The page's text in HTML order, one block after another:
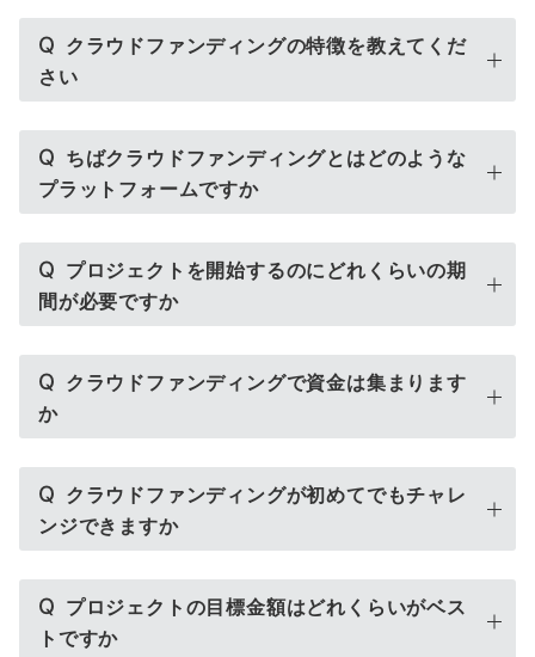
Q クラウドファンディングの特徴を教えてくだ
さい
Q ちばクラウドファンディングとはどのような
プラットフォームですか
Q プロジェクトを開始するのにどれくらいの期
間が必要ですか
Q クラウドファンディングで資金は集まります
か
Q クラウドファンディングが初めてでもチャレ
ンジできますか
Q プロジェクトの目標金額はどれくらいがベス
トですか